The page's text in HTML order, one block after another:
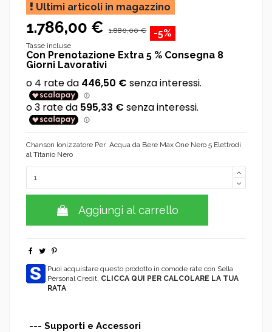
Ultimi articoli in magazzino
1.786,00 € 1.880,00 € -5%
Tasse incluse
Con Prenotazione Extra 5 % Consegna 8
Giorni Lavorativi
Chanson Ionizzatore Per Acqua da Bere Max One Nero 5 Elettrodi
al Titanio Nero
Aggiungi al carrello
Puoi acquistare questo prodotto in comode rate con Sella
Personal Credit. CLICCA QUI PER CALCOLARE LA TUA
RATA
--- Supporti e Accessori